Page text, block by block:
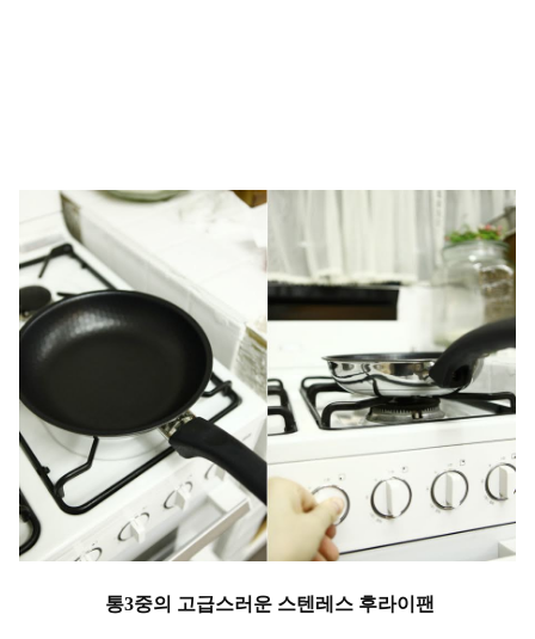
통3중의 고급스러운 스텐레스 후라이팬